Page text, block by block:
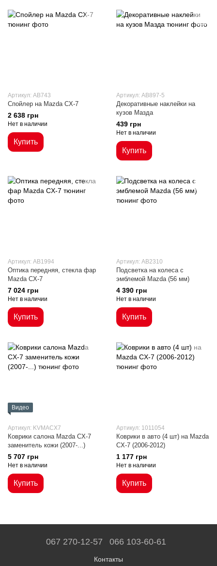
Артикул: AB743
Спойлер на Mazda CX-7
2 638 грн
Нет в наличии
Купить
Артикул: AB897-5
Декоративные наклейки на
кузов Мазда
439 грн
Нет в наличии
Купить
Артикул: AB1994
Оптика передняя, стекла фар
Mazda CX-7
7 024 грн
Нет в наличии
Купить
Артикул: AB2310
Подсветка на колеса с
эмблемой Mazda (56 мм)
4 390 грн
Нет в наличии
Купить
Видео
Артикул: KVMACX7
Коврики салона Mazda CX-7
заменитель кожи (2007-...)
5 707 грн
Нет в наличии
Купить
Артикул: 1011054
Коврики в авто (4 шт) на Mazda
CX-7 (2006-2012)
1 177 грн
Нет в наличии
Купить
067 270-12-57 066 103-60-61
Контакты